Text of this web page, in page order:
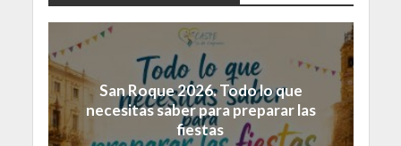
San Roque 2026. Todo lo que
necesitas saber para preparar las
fiestas